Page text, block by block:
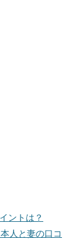
ントは？
人と妻の口コ